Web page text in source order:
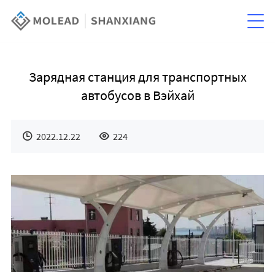
Зарядная станция для транспортных
автобусов в Вэйхай
2022.12.22 224